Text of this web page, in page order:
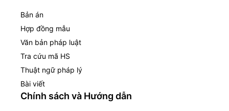
Bản án
Hợp đồng mẫu
Văn bản pháp luật
Tra cứu mã HS
Thuật ngữ pháp lý
Bài viết
Chính sách và Hướng dẫn